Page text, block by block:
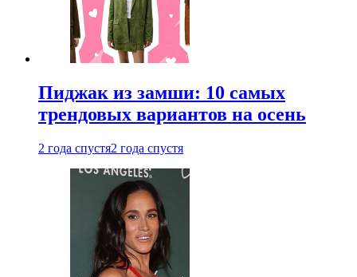
Пиджак из замши: 10 самых
трендовых вариантов на осень
2 года спустя2 года спустя